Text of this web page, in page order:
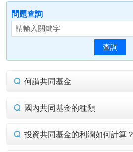
問題查詢
何謂共同基金
國內共同基金的種類
投資共同基金的利潤如何計算？